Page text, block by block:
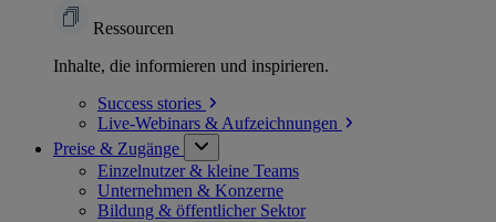
Ressourcen
Inhalte, die informieren und inspirieren.
Success stories
Live-Webinars & Aufzeichnungen
Preise & Zugänge
Einzelnutzer & kleine Teams
Unternehmen & Konzerne
Bildung & öffentlicher Sektor